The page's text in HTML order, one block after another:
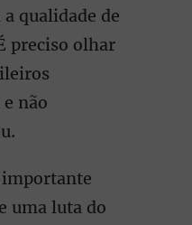
qualidade de
preciso olhar
não
importante
uma luta do